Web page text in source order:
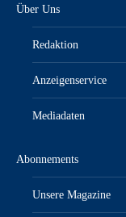
Über Uns
Redaktion
Anzeigenservice
Mediadaten
Abonnements
Unsere Magazine